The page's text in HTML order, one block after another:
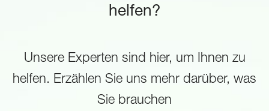
helfen?
Unsere Experten sind hier, um Ihnen zu
helfen. Erzählen Sie uns mehr darüber, was
Sie brauchen